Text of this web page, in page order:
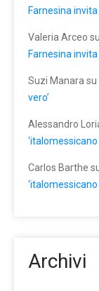
Farnesina
Valeria Arceo su
Farnesina
Suzi Manara su
vero’
Alessandro
‘italomessicano
Carlos Barthe
‘italomessicano
Archivi